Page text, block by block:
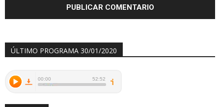
ÚLTIMO PROGRAMA 30/01/2020